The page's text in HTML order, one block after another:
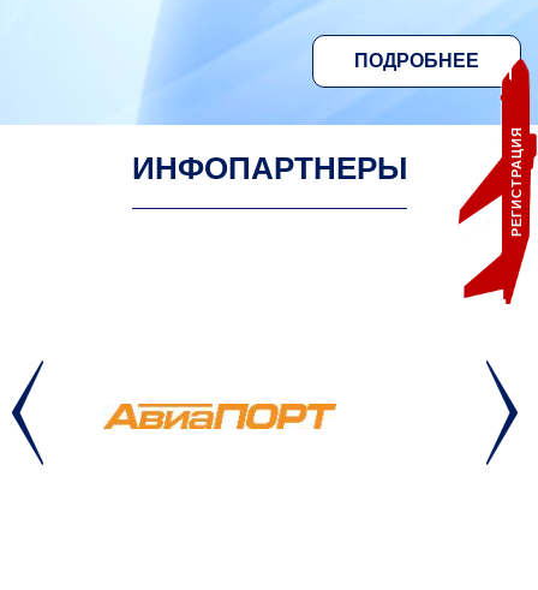
РЕГИСТРАЦИЯ
ПОДРОБНЕЕ
ИНФОПАРТНЕРЫ